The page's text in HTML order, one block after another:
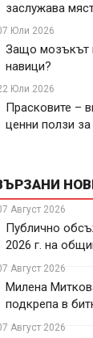
заслужава
Юли 2026
Защо мозъкът
навици?
Юли 2026
Прасковите –
ценни ползи
Август 2026
Публично
2026 г. на
Август 2026
Милена
подкрепа в
Август 2026